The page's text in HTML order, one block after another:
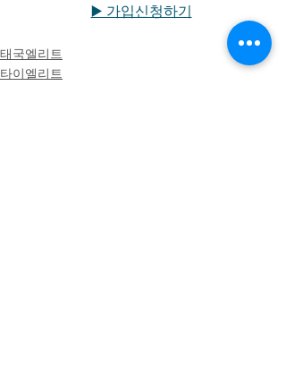
▶️ 가입신청하기
태국엘리트
타이엘리트